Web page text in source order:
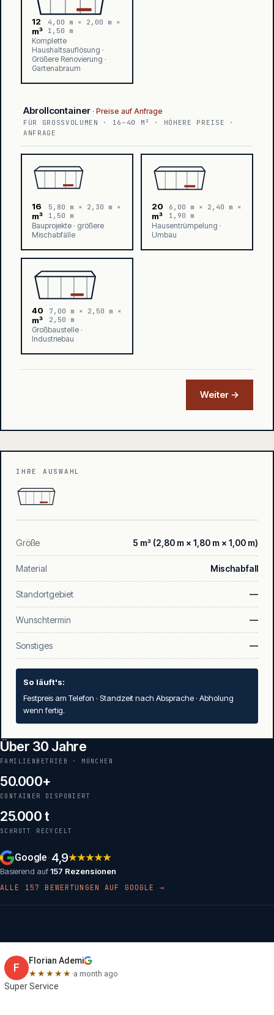
12
m³
4,00 m × 2,00 m ×
1,50 m
Komplette
Haushaltsauflösung ·
Größere Renovierung ·
Gartenabraum
Abrollcontainer
FÜR GROSSVOLUMEN · 16–40 M³ · HÖHERE PREISE · A
NFRAGE
16
m³
5,80 m × 2,30 m ×
1,50 m
Bauprojekte · größere
Mischabfälle
20
m³
6,00 m × 2,40 m ×
1,90 m
Hausentrümpelung ·
Umbau
40
m³
7,00 m × 2,50 m ×
2,50 m
Großbaustelle ·
Industriebau
Weiter →
IHRE AUSWAHL
Größe 5 m³ (2,80 m × 1,80 m × 1,00 m)
Material Mischabfall
Standortgebiet —
Wunschtermin —
Sonstiges —
So läuft's:
Festpreis am Telefon · Standzeit nach Absprache · Abholung
wenn fertig.
Kundenbewertungen
Über 30 Jahre
FAMILIENBETRIEB · MÜNCHEN
50.000+
CONTAINER DISPONIERT
25.000 t
SCHROTT RECYCELT
Google· 4,9★★★★★
Basierend auf157 Rezensionen
ALLE 157 BEWERTUNGEN AUF GOOGLE →
F
Florian Ademi
★★★★★ ·a month ago
Super Service